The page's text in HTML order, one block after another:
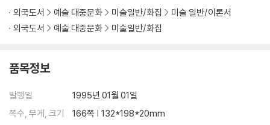
외국도서 예술 대중문화 미술일반/화집
미술 일반/이론서
외국도서
예술 대중문화 미술일반/화집
품목정보
발행일
1995년 01월 01일
쪽수, 무게, 크기
166쪽 | 132*198*20mm